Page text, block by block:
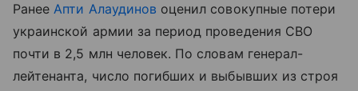
РанееАпти Алаудинов оценил совокупные потери
украинской армии за период проведения СВО
почти в 2,5 млн человек. По словам генерал-
лейтенанта, число погибших и выбывших из строя